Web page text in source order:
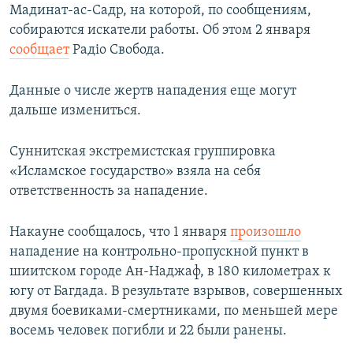
Мадинат-ас-Садр, на которой, по сообщениям,
собираются искатели работы. Об этом 2 января
сообщаетРадіо Свобода.
Данные о числе жертв нападения еще могут
дальше измениться.
Суннитская экстремистская группировка
«Исламское государство» взяла на себя
ответственность за нападение.
Накауне сообщалось, что 1 января произошло
нападение на контрольно-пропускной пункт в
шиитском городе Ан-Наджаф, в 180 километрах к
югу от Багдада. В результате взрывов, совершенных
двумя боевиками-смертниками, по меньшей мере
восемь человек погибли и 22 были ранены.